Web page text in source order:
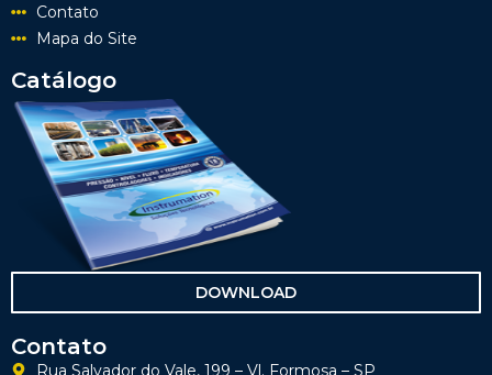
Contato
Mapa do Site
Catálogo
DOWNLOAD
Contato
Rua Salvador do Vale, 199 – Vl. Formosa – SP